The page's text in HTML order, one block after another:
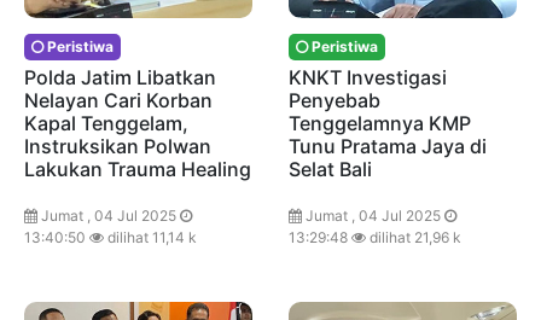
Peristiwa
Polda Jatim Libatkan
Nelayan Cari Korban
Kapal Tenggelam,
Instruksikan Polwan
Lakukan Trauma Healing
Jumat , 04 Jul 2025
13:40:50
dilihat 11,14 k
Peristiwa
KNKT Investigasi
Penyebab
Tenggelamnya KMP
Tunu Pratama Jaya di
Selat Bali
Jumat , 04 Jul 2025
13:29:48
dilihat 21,96 k